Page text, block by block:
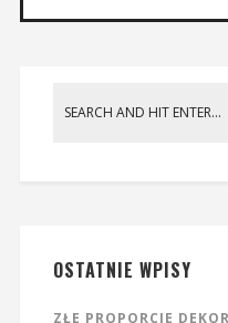
OSTATNIE WPISY
ZŁE PROPORCJE